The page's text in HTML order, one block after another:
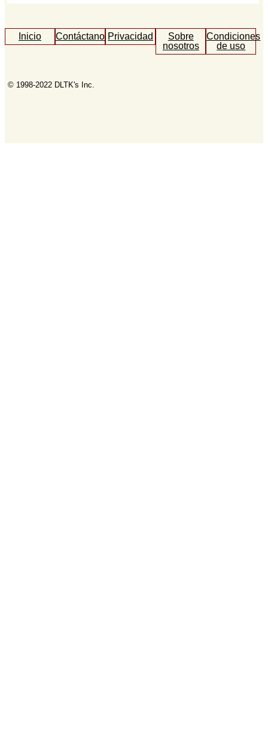
Inicio ContáctanosPrivacidad
Sobre
nosotros
Condiciones
de uso
© 1998-2022 DLTK's Inc.